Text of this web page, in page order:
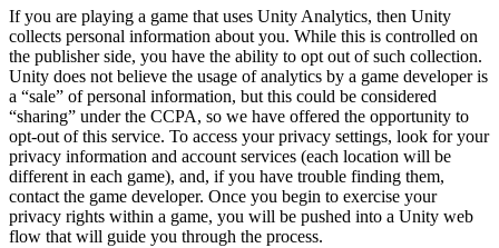
If you are playing a game that uses Unity Analytics, then Unity
collects personal information about you. While this is controlled on
the publisher side, you have the ability to opt out of such collection.
Unity does not believe the usage of analytics by a game developer is
a “sale” of personal information, but this could be considered
“sharing” under the CCPA, so we have offered the opportunity to
opt-out of this service. To access your privacy settings, look for your
privacy information and account services (each location will be
different in each game), and, if you have trouble finding them,
contact the game developer. Once you begin to exercise your
privacy rights within a game, you will be pushed into a Unity web
flow that will guide you through the process.